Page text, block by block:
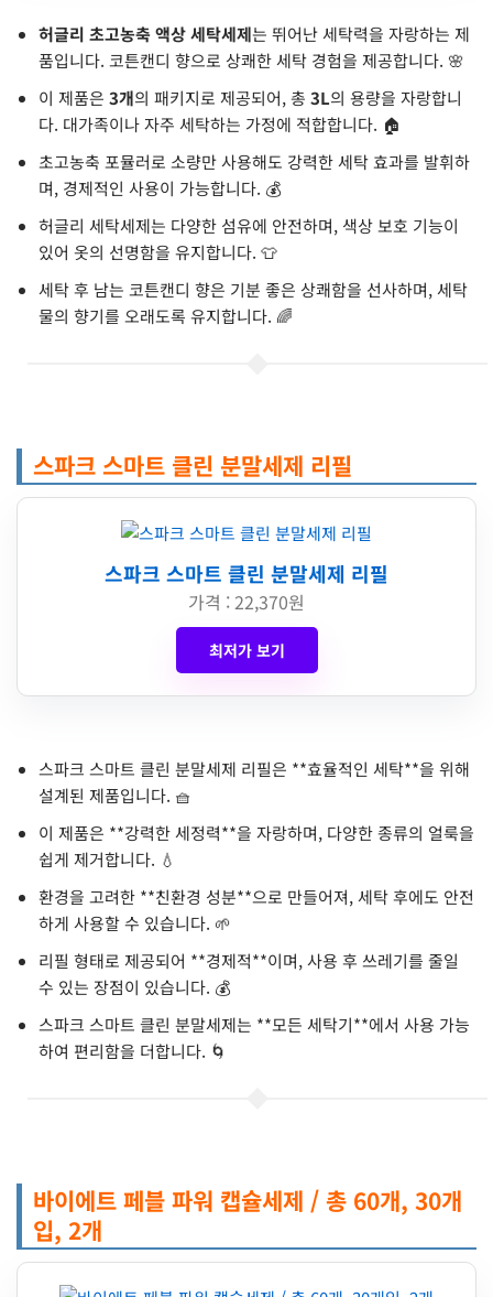
허글리 초고농축 액상 세탁세제는 뛰어난 세탁력을 자랑하는 제
품입니다. 코튼캔디 향으로 상쾌한 세탁 경험을 제공합니다. 🌸
이 제품은 3개의 패키지로 제공되어, 총 3L의 용량을 자랑합니
다. 대가족이나 자주 세탁하는 가정에 적합합니다. 🏠
초고농축 포뮬러로 소량만 사용해도 강력한 세탁 효과를 발휘하
며, 경제적인 사용이 가능합니다. 💰
허글리 세탁세제는 다양한 섬유에 안전하며, 색상 보호 기능이
있어 옷의 선명함을 유지합니다. 👕
세탁 후 남는 코튼캔디 향은 기분 좋은 상쾌함을 선사하며, 세탁
물의 향기를 오래도록 유지합니다. 🌈
스파크 스마트 클린 분말세제 리필
스파크 스마트 클린 분말세제 리필
가격 : 22,370원
최저가 보기
스파크 스마트 클린 분말세제 리필은 **효율적인 세탁**을 위해
설계된 제품입니다. 🧺
이 제품은 **강력한 세정력**을 자랑하며, 다양한 종류의 얼룩을
쉽게 제거합니다. 💧
환경을 고려한 **친환경 성분**으로 만들어져, 세탁 후에도 안전
하게 사용할 수 있습니다. 🌱
리필 형태로 제공되어 **경제적**이며, 사용 후 쓰레기를 줄일
수 있는 장점이 있습니다. 💰
스파크 스마트 클린 분말세제는 **모든 세탁기**에서 사용 가능
하여 편리함을 더합니다. 🌀
바이에트 페블 파워 캡슐세제 / 총 60개, 30개
입, 2개